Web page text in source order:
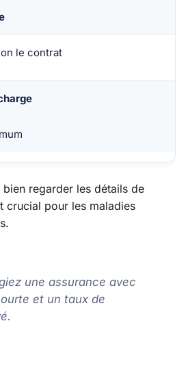
le contrat
regarder les détails de
crucial pour les maladies
une assurance avec
et un taux de